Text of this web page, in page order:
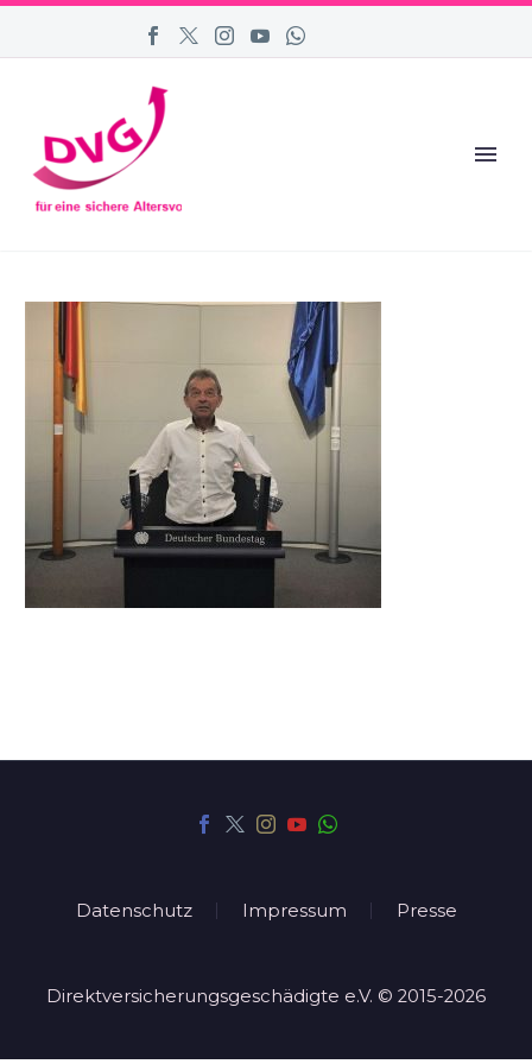
Datenschutz Impressum Presse
Direktversicherungsgeschädigte e.V. © 2015-2026